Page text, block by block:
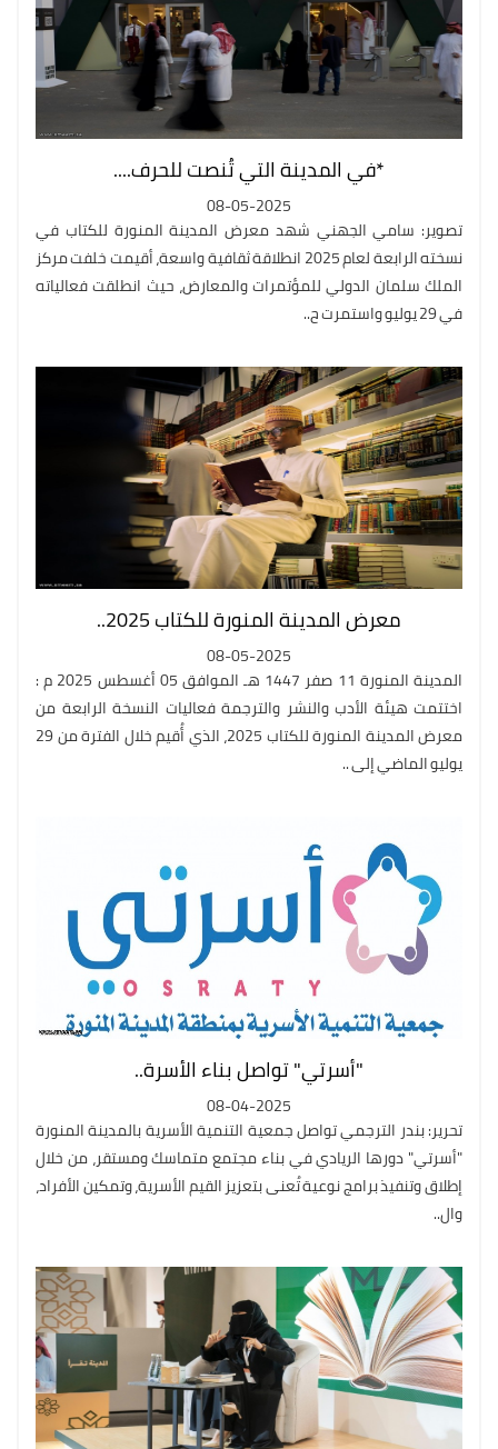
*في المدينة التي تُنصت للحرف....
08-05-2025
تصوير: سامي الجهني شهد معرض المدينة المنورة للكتاب في
نسخته الرابعة لعام 2025 انطلاقة ثقافية واسعة، أقيمت خلفت مركز
الملك سلمان الدولي للمؤتمرات والمعارض، حيث انطلقت فعالياته
في 29 يوليو واستمرت ح..
معرض المدينة المنورة للكتاب 2025..
08-05-2025
المدينة المنورة 11 صفر 1447 هـ الموافق 05 أغسطس 2025 م :
اختتمت هيئة الأدب والنشر والترجمة فعاليات النسخة الرابعة من
معرض المدينة المنورة للكتاب 2025، الذي أُقيم خلال الفترة من 29
يوليو الماضي إلى ..
"أسرتي" تواصل بناء الأسرة..
08-04-2025
تحرير: بندر الترجمي تواصل جمعية التنمية الأسرية بالمدينة المنورة
"أسرتي" دورها الريادي في بناء مجتمع متماسك ومستقر، من خلال
إطلاق وتنفيذ برامج نوعية تُعنى بتعزيز القيم الأسرية، وتمكين الأفراد،
وال..